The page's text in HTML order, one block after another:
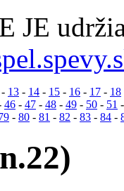
JE
- 13 - 14 - 15 - 16 - 17 - 18
46 - 47 - 48 - 49 - 50 - 51
- 80 - 81 - 82 - 83 - 84 -